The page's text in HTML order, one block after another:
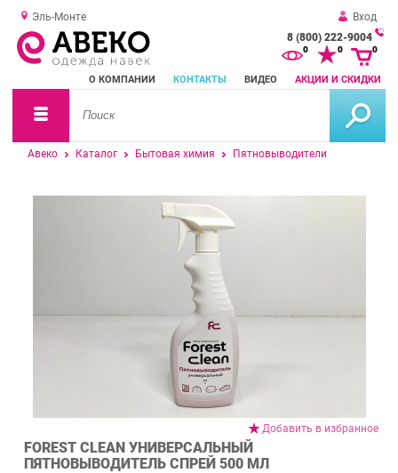
Эль-Монте
Вход
8 (800) 222-9004
О КОМПАНИИ КОНТАКТЫ ВИДЕО АКЦИИ И СКИДКИ
0 0 0
Авеко Каталог Бытовая химия Пятновыводители
Добавить в избранное
FOREST CLEAN УНИВЕРСАЛЬНЫЙ
ПЯТНОВЫВОДИТЕЛЬ СПРЕЙ 500 МЛ